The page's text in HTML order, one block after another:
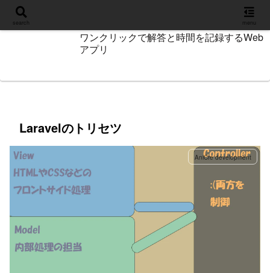
ワンクリックで解答と時間を記録するWeb
アプリ
Laravelのトリセツ
AniCre development
search menu